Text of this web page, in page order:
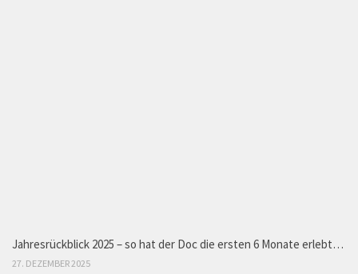
Jahresrückblick 2025 – so hat der Doc die ersten 6 Monate erlebt…
27. DEZEMBER 2025